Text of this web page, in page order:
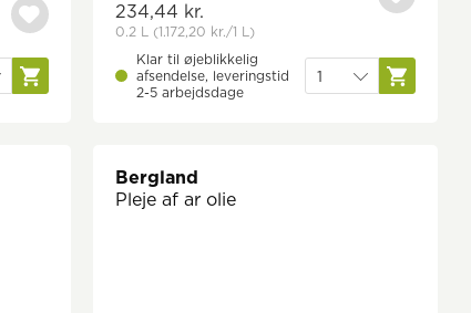
234,44 kr.
0.2 L (1.172,20 kr./1 L)
Klar til øjeblikkelig
afsendelse, leveringstid
2-5 arbejdsdage
Bergland
Pleje af ar olie